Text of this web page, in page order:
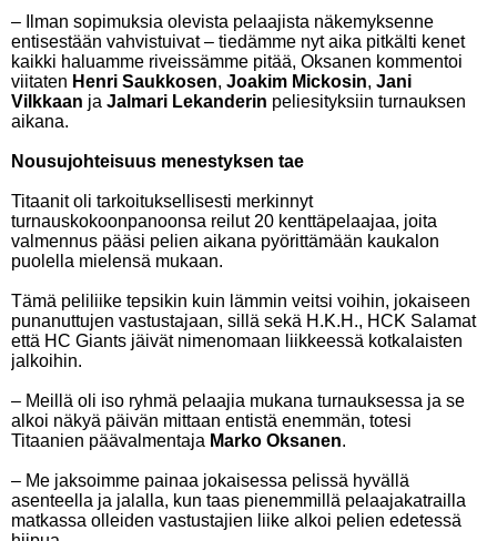
– Ilman sopimuksia olevista pelaajista näkemyksenne
entisestään vahvistuivat – tiedämme nyt aika pitkälti kenet
kaikki haluamme riveissämme pitää, Oksanen kommentoi
viitaten Henri Saukkosen, Joakim Mickosin, Jani
Vilkkaan ja Jalmari Lekanderin peliesityksiin turnauksen
aikana.
Nousujohteisuus menestyksen tae
Titaanit oli tarkoituksellisesti merkinnyt
turnauskokoonpanoonsa reilut 20 kenttäpelaajaa, joita
valmennus pääsi pelien aikana pyörittämään kaukalon
puolella mielensä mukaan.
Tämä peliliike tepsikin kuin lämmin veitsi voihin, jokaiseen
punanuttujen vastustajaan, sillä sekä H.K.H., HCK Salamat
että HC Giants jäivät nimenomaan liikkeessä kotkalaisten
jalkoihin.
– Meillä oli iso ryhmä pelaajia mukana turnauksessa ja se
alkoi näkyä päivän mittaan entistä enemmän, totesi
Titaanien päävalmentaja Marko Oksanen.
– Me jaksoimme painaa jokaisessa pelissä hyvällä
asenteella ja jalalla, kun taas pienemmillä pelaajakatrailla
matkassa olleiden vastustajien liike alkoi pelien edetessä